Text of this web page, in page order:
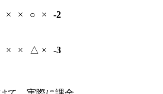
× × ○ × -2
× × △ × -3